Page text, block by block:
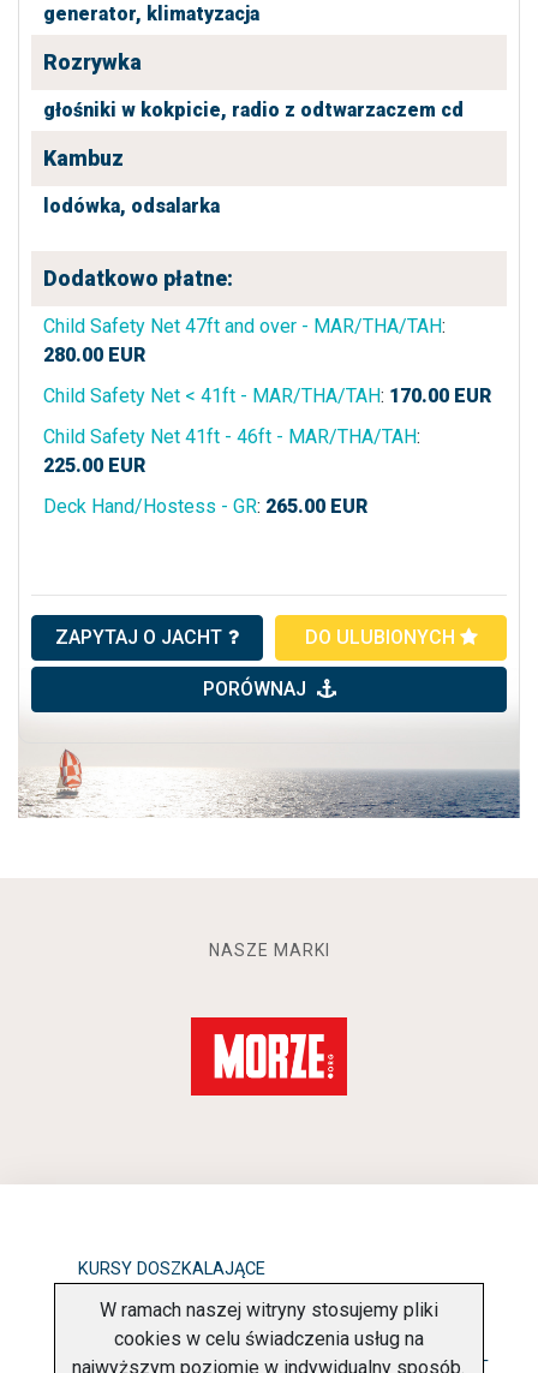
generator, klimatyzacja
Rozrywka
głośniki w kokpicie, radio z odtwarzaczem cd
Kambuz
lodówka, odsalarka
Dodatkowo płatne:
Child Safety Net 47ft and over - MAR/THA/TAH:
280.00 EUR
Child Safety Net < 41ft - MAR/THA/TAH: 170.00 EUR
Child Safety Net 41ft - 46ft - MAR/THA/TAH:
225.00 EUR
Deck Hand/Hostess - GR: 265.00 EUR
ZAPYTAJ O JACHT DO ULUBIONYCH
PORÓWNAJ
NASZE MARKI
KURSY DOSZKALAJĄCE
OBOWIĄZEK INFORMACYJNY
POLITYKA PRYWATNOŚCI O FIRMIE KONTAKT
W ramach naszej witryny stosujemy pliki
cookies w celu świadczenia usług na
najwyższym poziomie w indywidualny sposób.